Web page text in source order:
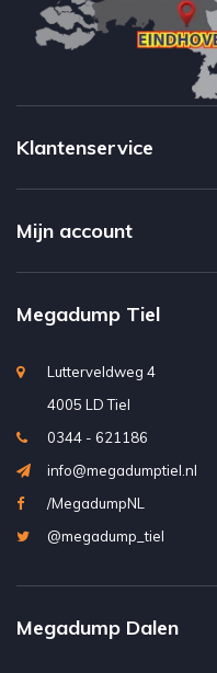
Klantenservice
Mijn account
Megadump Tiel
Lutterveldweg 4
4005 LD Tiel
0344 - 621186
info@megadumptiel.nl
/MegadumpNL
@megadump_tiel
Megadump Dalen